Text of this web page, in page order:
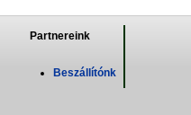
Partnereink
Beszállítónk